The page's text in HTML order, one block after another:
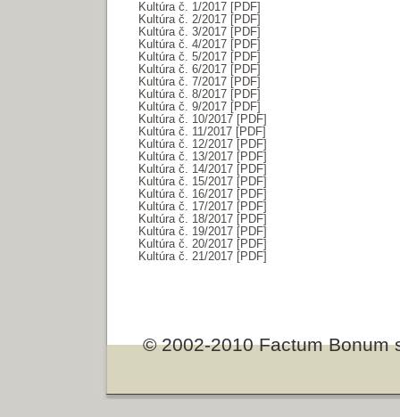
Kultúra č. 1/2017 [PDF]
Kultúra č. 2/2017 [PDF]
Kultúra č. 3/2017 [PDF]
Kultúra č. 4/2017 [PDF]
Kultúra č. 5/2017 [PDF]
Kultúra č. 6/2017 [PDF]
Kultúra č. 7/2017 [PDF]
Kultúra č. 8/2017 [PDF]
Kultúra č. 9/2017 [PDF]
Kultúra č. 10/2017 [PDF]
Kultúra č. 11/2017 [PDF]
Kultúra č. 12/2017 [PDF]
Kultúra č. 13/2017 [PDF]
Kultúra č. 14/2017 [PDF]
Kultúra č. 15/2017 [PDF]
Kultúra č. 16/2017 [PDF]
Kultúra č. 17/2017 [PDF]
Kultúra č. 18/2017 [PDF]
Kultúra č. 19/2017 [PDF]
Kultúra č. 20/2017 [PDF]
Kultúra č. 21/2017 [PDF]
© 2002-2010 Factum Bonum